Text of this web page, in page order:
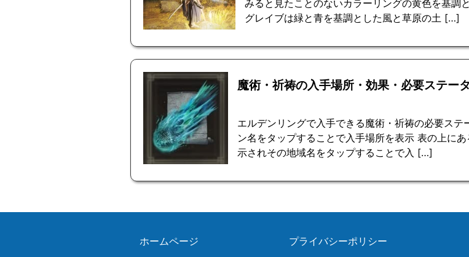
みると見たことのないカラーリングの黄色を基調
グレイブは緑と青を基調とした風と草原の土 […]
魔術・祈祷の入手場所・効果・必要ステー
エルデンリングで入手できる魔術・祈祷の必要ス
ン名をタップすることで入手場所を表示 表の上に
示されその地域名をタップすることで入 […]
ホームページ プライバシーポリシー